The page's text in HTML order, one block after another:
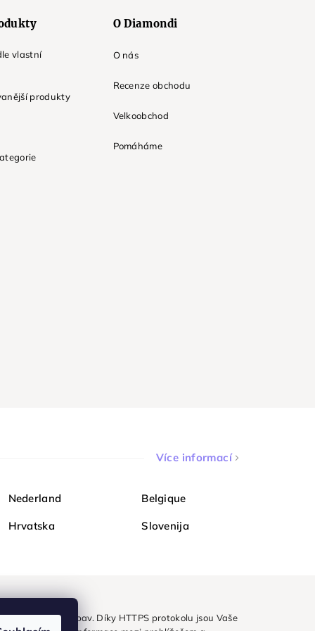
vlastní
produkty
O Diamondi
O nás
Recenze obchodu
Velkoobchod
Pomáháme
Více informací
Nederland Belgique
Hrvatska Slovenija
a bez obav. Díky HTTPS protokolu jsou Vaše